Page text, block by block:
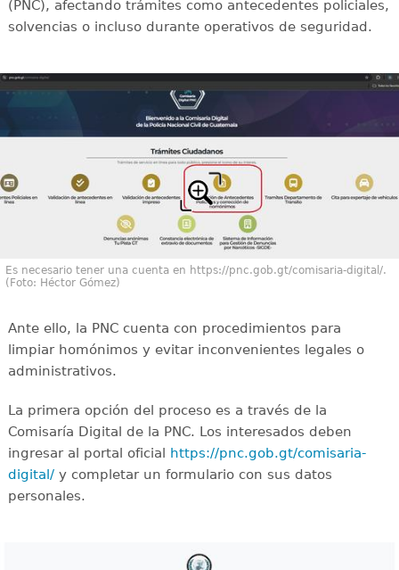
(PNC), afectando trámites como antecedentes policiales,
solvencias o incluso durante operativos de seguridad.
Es necesario tener una cuenta en https://pnc.gob.gt/comisaria-digital/.
(Foto: Héctor Gómez)
Ante ello, la PNC cuenta con procedimientos para
limpiar homónimos y evitar inconvenientes legales o
administrativos.
La primera opción del proceso es a través de la
Comisaría Digital de la PNC. Los interesados deben
ingresar al portal oficial https://pnc.gob.gt/comisaria-
digital/y completar un formulario con sus datos
personales.